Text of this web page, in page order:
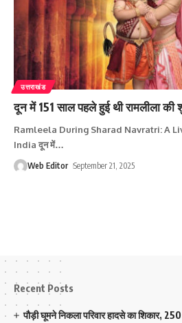
उत्तराखंड
दून में 151 साल पहले हुई थी रामलीला
Ramleela During Sharad Navratri: A
India दून में…
Web Editor September 21, 2025
Recent Posts
पौड़ी घूमने निकला परिवार हादसे का शिकार,